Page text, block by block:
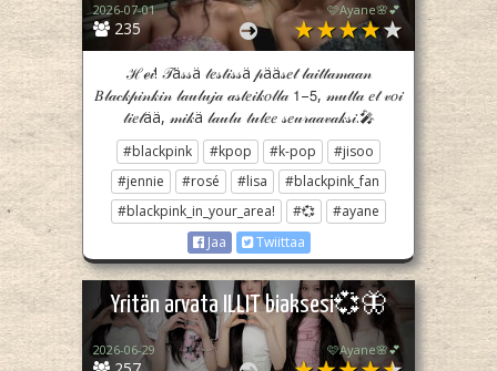
235
2026-07-01 🩷Ayane🌸💕
ℋℯ𝒾! 𝒯ä𝓈𝓈ä 𝓉𝑒𝓈𝓉𝒾𝓈𝓈ä 𝓅ää𝓈𝑒𝓉 𝓁𝒶𝒾𝓉𝓉𝒶𝓂𝒶𝒶𝓃
𝐵𝓁𝒶𝒸𝓀𝓅𝒾𝓃𝓀𝒾𝓃 𝓁𝒶𝓊𝓁𝓊𝒿𝒶 𝒶𝓈𝓉𝑒𝒾𝓀𝑜𝓁𝓁𝒶 𝟣–𝟧, 𝓂𝓊𝓉𝓉𝒶 𝑒𝓉 𝓋𝑜𝒾
𝓉𝒾𝑒𝓉ää, 𝓂𝒾𝓀ä 𝓁𝒶𝓊𝓁𝓊 𝓉𝓊𝓁𝑒𝑒 𝓈𝑒𝓊𝓇𝒶𝒶𝓋𝒶𝓀𝓈𝒾.🎤
#blackpink #kpop #k-pop
#jisoo
#jennie
#rosé #lisa
#blackpink_fan
#blackpink_in_your_area!
#💞
#ayane
Jaa
Twiittaa
Yritän arvata ILLIT biaksesi💞🦋
2026-06-29 🩷Ayane🌸💕